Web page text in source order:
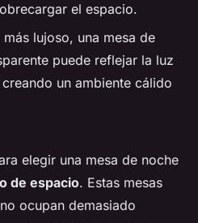
el espacio.
lujoso, una mesa de
puede reflejar la luz
un ambiente cálido
elegir una mesa de noche
de espacio. Estas mesas
ocupan demasiado